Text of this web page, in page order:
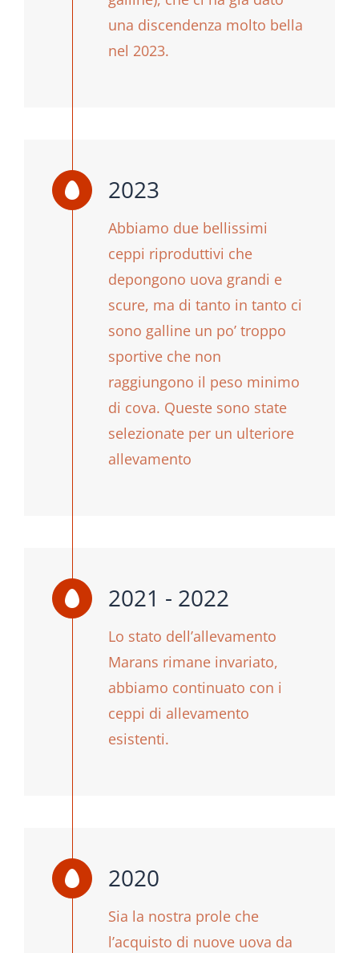
una discendenza molto bella
nel 2023.
2023
Abbiamo due bellissimi
ceppi riproduttivi che
depongono uova grandi e
scure, ma di tanto in tanto ci
sono galline un po’ troppo
sportive che non
raggiungono il peso minimo
di cova. Queste sono state
selezionate per un ulteriore
allevamento
2021 - 2022
Lo stato dell’allevamento
Marans rimane invariato,
abbiamo continuato con i
ceppi di allevamento
esistenti.
2020
Sia la nostra prole che
l’acquisto di nuove uova da